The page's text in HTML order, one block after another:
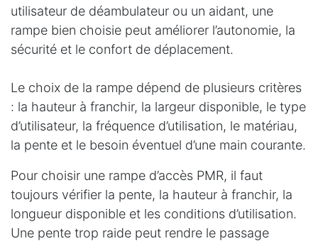
utilisateur de déambulateur ou un aidant, une
rampe bien choisie peut améliorer l’autonomie, la
sécurité et le confort de déplacement.
Le choix de la rampe dépend de plusieurs critères
: la hauteur à franchir, la largeur disponible, le type
d’utilisateur, la fréquence d’utilisation, le matériau,
la pente et le besoin éventuel d’une main courante.
Pour choisir une rampe d’accès PMR, il faut
toujours vérifier la pente, la hauteur à franchir, la
longueur disponible et les conditions d’utilisation.
Une pente trop raide peut rendre le passage